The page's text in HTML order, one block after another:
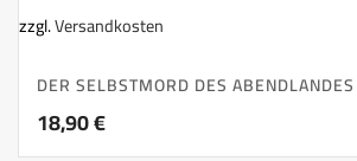
zzgl.Versandkosten
DER SELBSTMORD DES ABENDLANDES
18,90€